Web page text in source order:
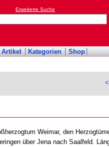
Erweiterte Suche
Artikel Kategorien Shop
Weimar, den
über Jena nach Saalfeld.